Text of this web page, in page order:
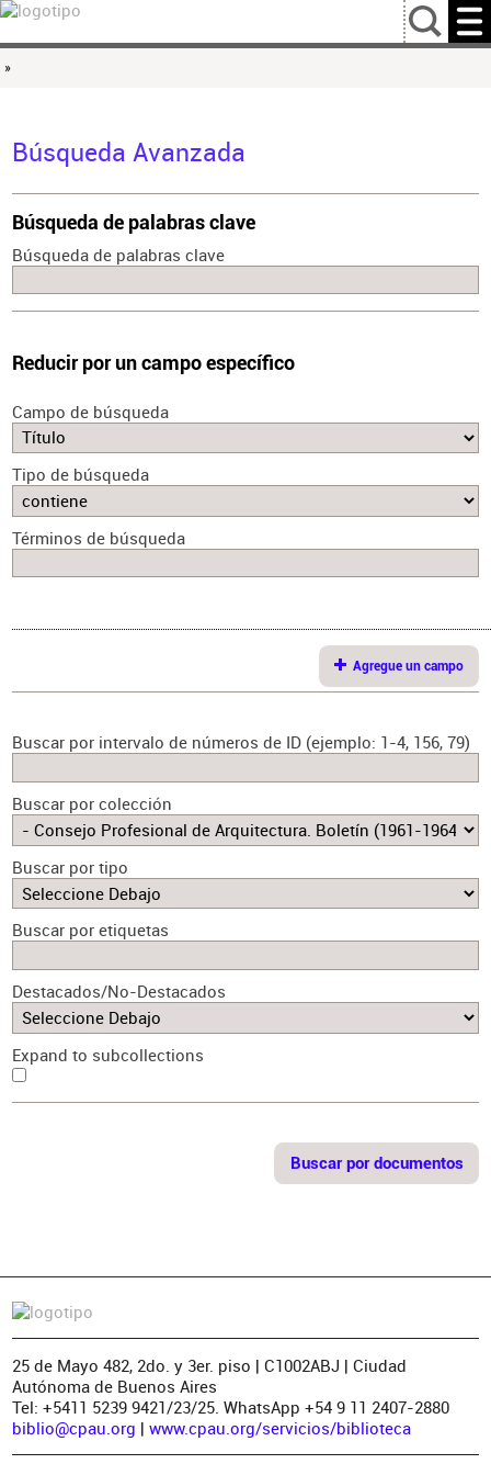
…
»
Búsqueda Avanzada
Búsqueda de palabras clave
Búsqueda de palabras clave
Reducir por un campo específico
Campo de búsqueda
Tipo de búsqueda
Términos de búsqueda
Agregue un campo
Buscar por intervalo de números de ID (ejemplo: 1-4, 156, 79)
Buscar por colección
Buscar por tipo
Buscar por etiquetas
Destacados/No-Destacados
Expand to subcollections
25 de Mayo 482, 2do. y 3er. piso | C1002ABJ | Ciudad
Autónoma de Buenos Aires
Tel: +5411 5239 9421/23/25. WhatsApp +54 9 11 2407-2880
biblio@cpau.org | www.cpau.org/servicios/biblioteca